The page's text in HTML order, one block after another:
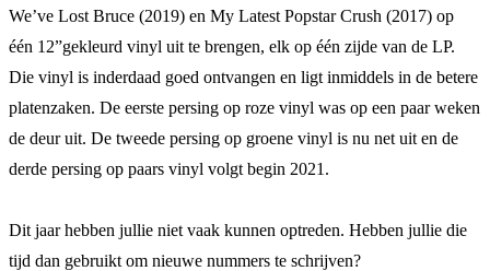
We’ve Lost Bruce (2019) en My Latest Popstar Crush (2017) op
één 12”gekleurd vinyl uit te brengen, elk op één zijde van de LP.
Die vinyl is inderdaad goed ontvangen en ligt inmiddels in de betere
platenzaken. De eerste persing op roze vinyl was op een paar weken
de deur uit. De tweede persing op groene vinyl is nu net uit en de
derde persing op paars vinyl volgt begin 2021.
Dit jaar hebben jullie niet vaak kunnen optreden. Hebben jullie die
tijd dan gebruikt om nieuwe nummers te schrijven?